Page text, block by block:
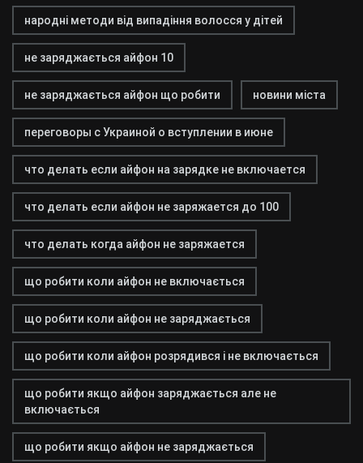
народні методи від випадіння волосся у дітей
не заряджається айфон 10
не заряджається айфон що робити новини міста
переговоры с Украиной о вступлении в июне
что делать если айфон на зарядке не включается
что делать если айфон не заряжается до 100
что делать когда айфон не заряжается
що робити коли айфон не включається
що робити коли айфон не заряджається
що робити коли айфон розрядився і не включається
що робити якщо айфон заряджається але не
включається
що робити якщо айфон не заряджається